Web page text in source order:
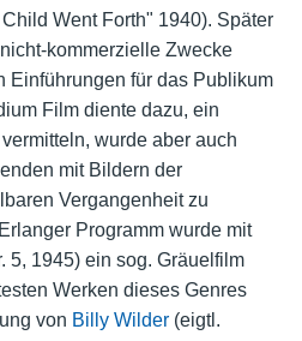
Went Forth" 1940). Später
kommerzielle Zwecke
Einführungen für das Publikum
Film diente dazu, ein
wurde aber auch
mit Bildern der
Vergangenheit zu
Programm wurde mit
5, 1945) ein sog. Gräuelfilm
Werken dieses Genres
von Billy Wilder(eigtl.